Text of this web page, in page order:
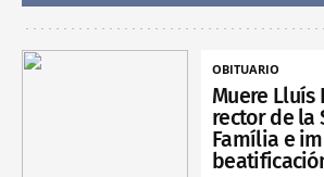
OBITUARIO
Muere Lluís
rector de la
Família e